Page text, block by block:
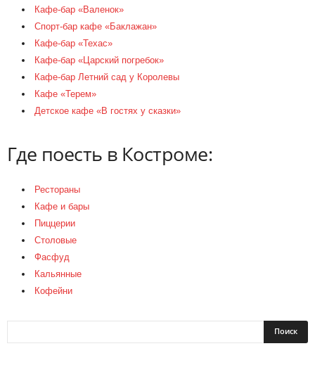
Кафе-бар «Валенок»
Спорт-бар кафе «Баклажан»
Кафе-бар «Техас»
Кафе-бар «Царский погребок»
Кафе-бар Летний сад у Королевы
Кафе «Терем»
Детское кафе «В гостях у сказки»
Где поесть в Костроме:
Рестораны
Кафе и бары
Пиццерии
Столовые
Фасфуд
Кальянные
Кофейни